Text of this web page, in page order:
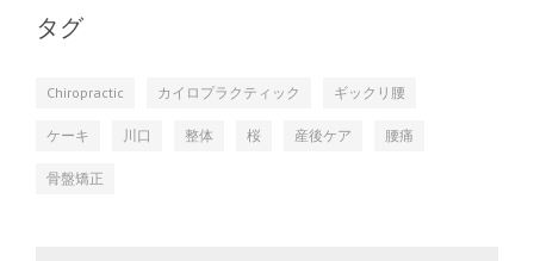
タグ
Chiropractic カイロプラクティック ギックリ腰
ケーキ 川口 整体 桜 産後ケア 腰痛
骨盤矯正